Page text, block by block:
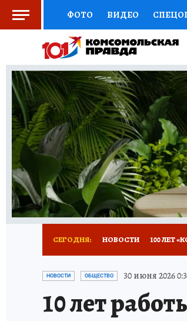
ФОТО ВИДЕО
СОЦПОДДЕРЖКА НАУКА
ВЫБОР ЭКСПЕРТОВ
КНИЖНАЯ ПОЛКА
ПРЕСС-ЦЕНТР
ВСЕ О КП РАДИО КП
СЕГОДНЯ: НОВОСТИ 100 ЛЕТ
87 ЛЕТ ХАБАРОВСКОМУ
ВТБ: НОВАЯ
НОВОСТИ ОБЩЕСТВО 30 июня 2026
10 лет